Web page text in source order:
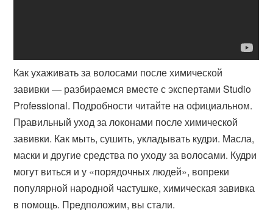
Как ухаживать за волосами после химической
завивки — разбираемся вместе с экспертами Studio
Professional. Подробности читайте на официальном.
Правильный уход за локонами после химической
завивки. Как мыть, сушить, укладывать кудри. Масла,
маски и другие средства по уходу за волосами. Кудри
могут виться и у «порядочных людей», вопреки
популярной народной частушке, химическая завивка
в помощь. Предположим, вы стали.